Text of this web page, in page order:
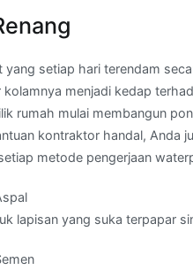
yang setiap hari terendam
menjadi kedap
rumah mulai membangun
kontraktor handal, Anda
metode pengerjaan
lapisan yang suka terpapar